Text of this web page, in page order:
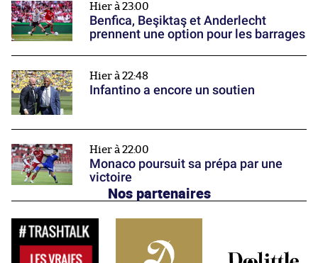
Hier à 23:00
Benfica, Beşiktaş et Anderlecht
prennent une option pour les barrages
Hier à 22:48
Infantino a encore un soutien
Hier à 22:00
Monaco poursuit sa prépa par une
victoire
Nos partenaires